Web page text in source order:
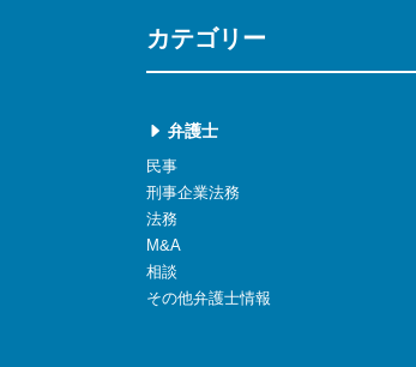
カテゴリー
弁護士
民事
刑事企業法務
法務
M&A
相談
その他弁護士情報